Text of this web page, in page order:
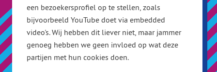
een bezoekersprofiel op te stellen, zoals
bijvoorbeeld YouTube doet via embedded
video's. Wij hebben dit liever niet, maar jammer
genoeg hebben we geen invloed op wat deze
partijen met hun cookies doen.